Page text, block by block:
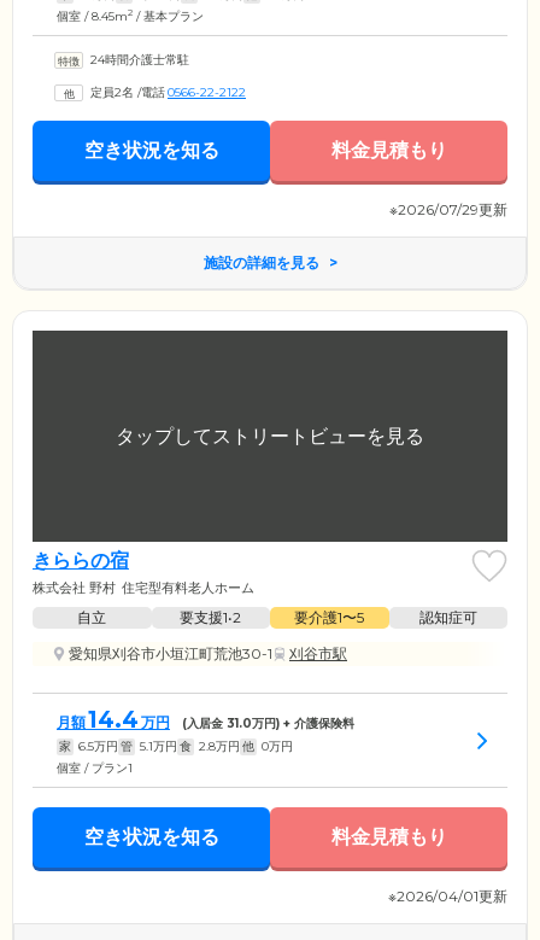
個室 / 8.45m2 / 基本プラン
24時間介護士常駐
定員2名 /電話0566-22-2122
空き状況を知る 料金見積もり
※2026/07/29更新
施設の詳細を見る
きららの宿
株式会社 野村 住宅型有料老人ホーム
自立 要支援1•2 要介護1〜5
認知症可
愛知県刈谷市小垣江町荒池30-1
刈谷市駅
月額14.4 万円 (入居金 31.0万円) + 介護保険料
家 6.5万円 管 5.1万円 食 2.8万円 他 0万円
個室 / プラン1
空き状況を知る 料金見積もり
※2026/04/01更新